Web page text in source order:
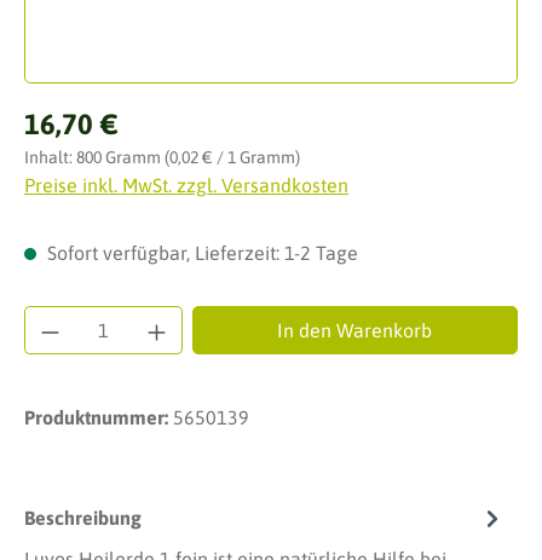
Regulärer Preis:
16,70 €
Inhalt: 800 Gramm (0,02 € / 1 Gramm)
Preise inkl. MwSt. zzgl. Versandkosten
Sofort verfügbar, Lieferzeit: 1-2 Tage
Produkt Anzahl: Gib den gewünschten
In den Warenkorb
Produktnummer: 5650139
Beschreibung